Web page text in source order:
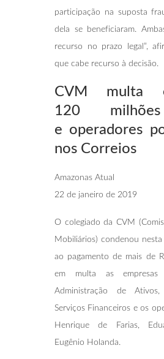
participação na suposta
dela se beneficiaram.
recurso no prazo legal”,
que cabe recurso à decisão.
CVM multa
120
e operadores
nos Correios
Amazonas Atual
22 de janeiro de 2019
O colegiado da CVM
Mobiliários) condenou nesta
ao pagamento de mais de
em multa as empresas
Administração de
Serviços Financeiros e os
Henrique de Farias,
Eugênio Holanda.